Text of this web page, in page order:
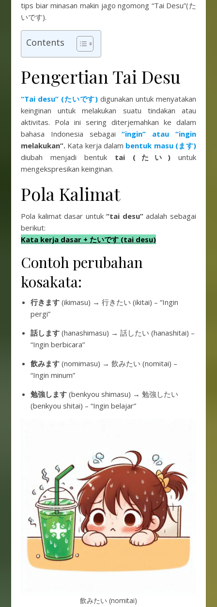
tips biar minasan makin jago ngomong “Tai Desu”(た
いです).
Contents
Pengertian Tai Desu
“Tai desu” (たいです)digunakan untuk menyatakan
keinginan untuk melakukan suatu tindakan atau
aktivitas. Pola ini sering diterjemahkan ke dalam
bahasa Indonesia sebagai
“ingin” atau “ingin
melakukan”. Kata kerja dalam bentuk masu (ます)
diubah menjadi bentuk tai (たい) untuk
mengekspresikan keinginan.
Pola Kalimat
Pola kalimat dasar untuk“tai desu”adalah sebagai
berikut:
Kata kerja dasar + たいです (tai desu)
Contoh perubahan
kosakata:
行きます (ikimasu) → 行きたい (ikitai) – “Ingin
pergi”
話します (hanashimasu) → 話したい (hanashitai) –
“Ingin berbicara”
飲みます (nomimasu) → 飲みたい (nomitai) –
“Ingin minum”
勉強します (benkyou shimasu) → 勉強したい
(benkyou shitai) – “Ingin belajar”
飲みたい (nomitai)